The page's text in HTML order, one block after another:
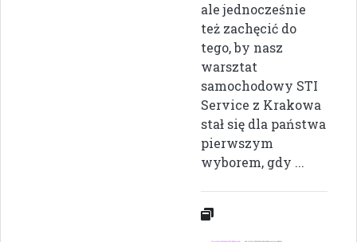
ale jednocześnie
też zachęcić do
tego, by nasz
warsztat
samochodowy STI
Service z Krakowa
stał się dla państwa
pierwszym
wyborem, gdy ...